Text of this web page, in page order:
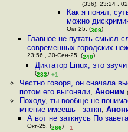
(336), 23:24 ,
Как я понял,
можно
Окт-25, (309)
Главное не путать смысл
современных городских
23:56 , 30-Сен-25, (240)
Диктатор Linux, это
(283) +1
Честно говоря, он сначала
потом его выгоняли, Аноним
Походу, ты вообще не
мнение имеешь - заткн,
А вот не заткнусь По
Окт-25, (266) –1